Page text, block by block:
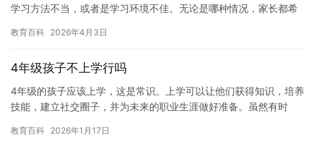
学习方法不当，或者是学习环境不佳。无论是哪种情况，家长都希
帮助孩…
教育百科 2026年4月3日
4年级孩子不上学行吗
4年级的孩子应该上学，这是常识。上学可以让他们获得知识，培养
技能，建立社交圈子，并为未来的职业生涯做好准备。虽然有时
挑战。…
教育百科 2026年1月17日